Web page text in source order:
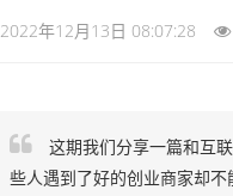
2022年12月13日 08:07:28
这期我们分享一篇和互
些人遇到了好的创业商家却